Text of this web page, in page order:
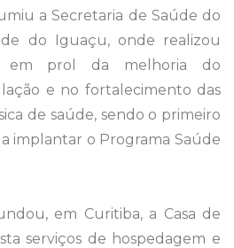
a Secretaria de Saúde do
do Iguaçu, onde realizou
em prol da melhoria do
e no fortalecimento das
de saúde, sendo o primeiro
implantar o Programa Saúde
em Curitiba, a Casa de
serviços de hospedagem e